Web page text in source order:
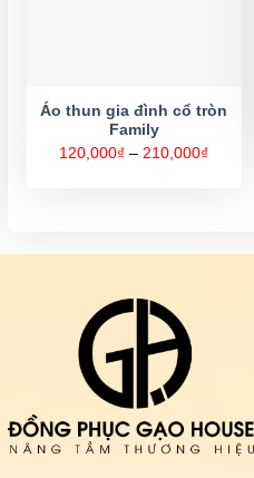
Áo thun gia đình cổ tròn
Family
120,000₫ – 210,000₫